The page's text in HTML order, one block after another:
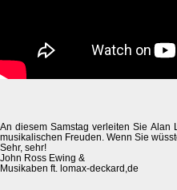
An diesem Samstag verleiten Sie
musikalischen Freuden. Wenn Sie
Sehr, sehr!
John Ross Ewing &
Musikaben ft. lomax-deckard,de